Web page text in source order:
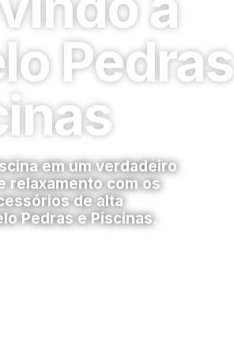
Pedras
em um verdadeiro
relaxamento com os
de alta
Pedras e Piscinas.